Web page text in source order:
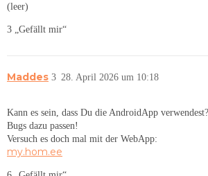
(leer)
3 „Gefällt mir“
Maddes 28. April 2026 um 10:18
3
Kann es sein, dass Du die AndroidApp
Bugs dazu passen!
Versuch es doch mal mit der WebApp:
my.hom.ee